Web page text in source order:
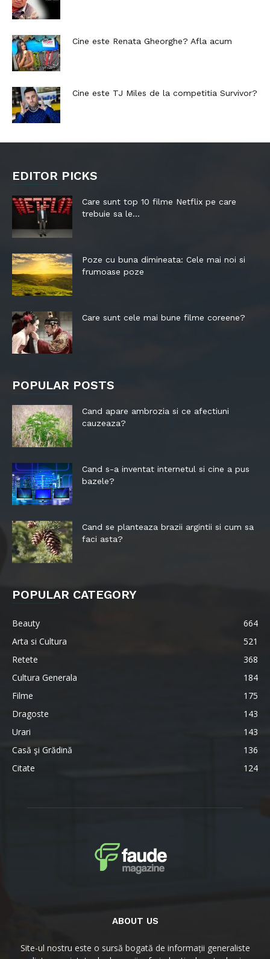
Cine este Renata Gheorghe? Afla acum
Cine este TJ Miles de la competitia Survivor?
EDITOR PICKS
Care sunt top 10 filme Netflix pe care
trebuie sa le...
Poze cu buna dimineata: Cele mai noi si
frumoase poze
Care sunt cele mai bune filme coreene?
POPULAR POSTS
Cand apare ambrozia si ce afectiuni
cauzeaza?
Cand s-a inventat internetul si cine a pus
bazele?
Cand se planteaza brazii argintii si cum sa
faci asta?
POPULAR CATEGORY
Beauty
664
Arta si Cultura
521
Retete
368
Cultura Generala
184
Filme
175
Dragoste
143
Urari
143
Casă şi Grădină
136
Citate
124
ABOUT US
Site-ul nostru este o sursă bogată de informații generaliste